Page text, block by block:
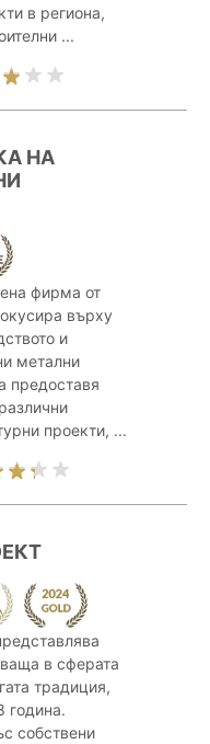
в региона,
...
НА
фирма от
върху
и
метални
предоставя
проекти, ...
в сферата
традиция,
година.
собствени